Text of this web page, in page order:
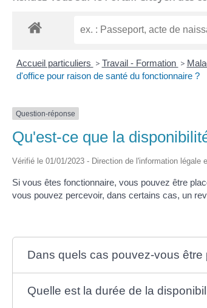
Accueil particuliers > Travail - Formation >
d'office pour raison de santé du fonctionnaire ?
Question-réponse
Qu'est-ce que la
Vérifié le 01/01/2023 - Direction de l'information légale
Si vous êtes fonctionnaire, vous pouvez être
vous pouvez percevoir, dans certains cas, un
Dans quels cas pouvez-vous
Quelle est la durée de la